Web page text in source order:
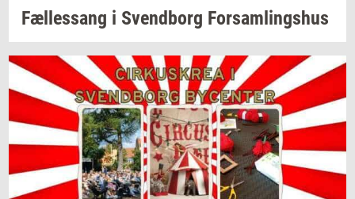
Fæl­les­sang i Svend­borg For­sam­lings­hus